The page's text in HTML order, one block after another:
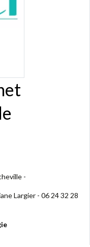
-
Largier - 06 24 32 28